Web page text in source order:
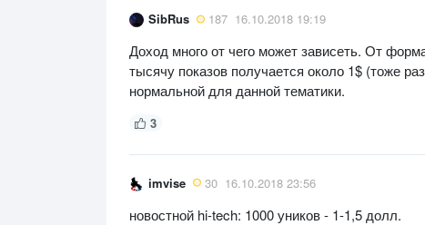
SibRus 187 16.10.2018 19:19
Доход много от чего может зависеть. От
тысячу показов получается около 1$ (тоже
нормальной для данной тематики.
3
imvise 30 16.10.2018 23:56
новостной hi-tech: 1000 уников - 1-1,5 долл.